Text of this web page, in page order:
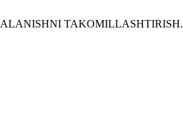
TAKOMILLASHTIRISH.